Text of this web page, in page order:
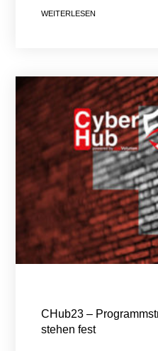
WEITERLESEN
CHub23 –
stehen fest